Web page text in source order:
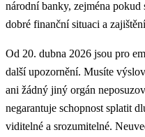
národní banky, zejména
dobré finanční situaci a
Od 20. dubna 2026 jsou pro
další upozornění. Musíte
ani žádný jiný orgán
negarantuje schopnost splatit
viditelné a srozumitelné.